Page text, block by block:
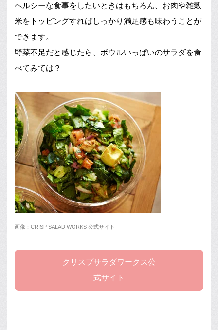
ヘルシーな食事をしたいときはもちろん、お肉や雑穀
米をトッピングすればしっかり満足感も味わうことが
できます。
野菜不足だと感じたら、ボウルいっぱいのサラダを食
べてみては？
画像：CRISP SALAD WORKS 公式サイト
クリスプサラダワークス公
式サイト